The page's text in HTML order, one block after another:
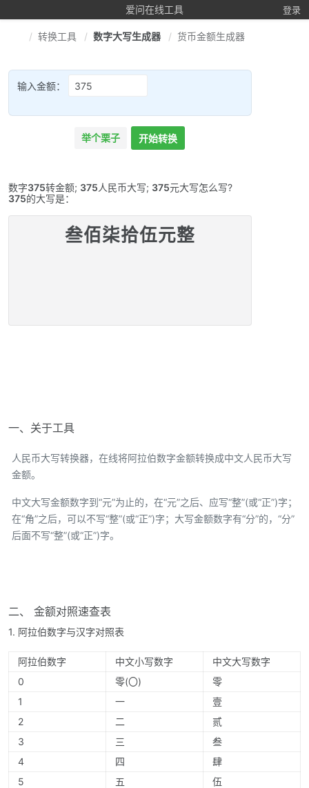
爱问在线工具 登录
转换工具 数字大写生成器 货币金额生成器
输入金额：
举个栗子 开始转换
数字375转金额; 375人民币大写; 375元大写怎么写?
375的大写是：
叁佰柒拾伍元整
一、关于工具
人民币大写转换器，在线将阿拉伯数字金额转换成中文人民币大写
金额。
中文大写金额数字到“元”为止的，在“元”之后、应写“整”(或“正”)字；
在“角”之后，可以不写“整”(或“正”)字；大写金额数字有“分”的，“分”
后面不写“整”(或“正”)字。
二、 金额对照速查表
1. 阿拉伯数字与汉字对照表
阿拉伯数字 中文小写数字
中文大写数字
0
零(〇)
零
1
一
壹
2
二
贰
3
三
叁
4
四
肆
5
五
伍